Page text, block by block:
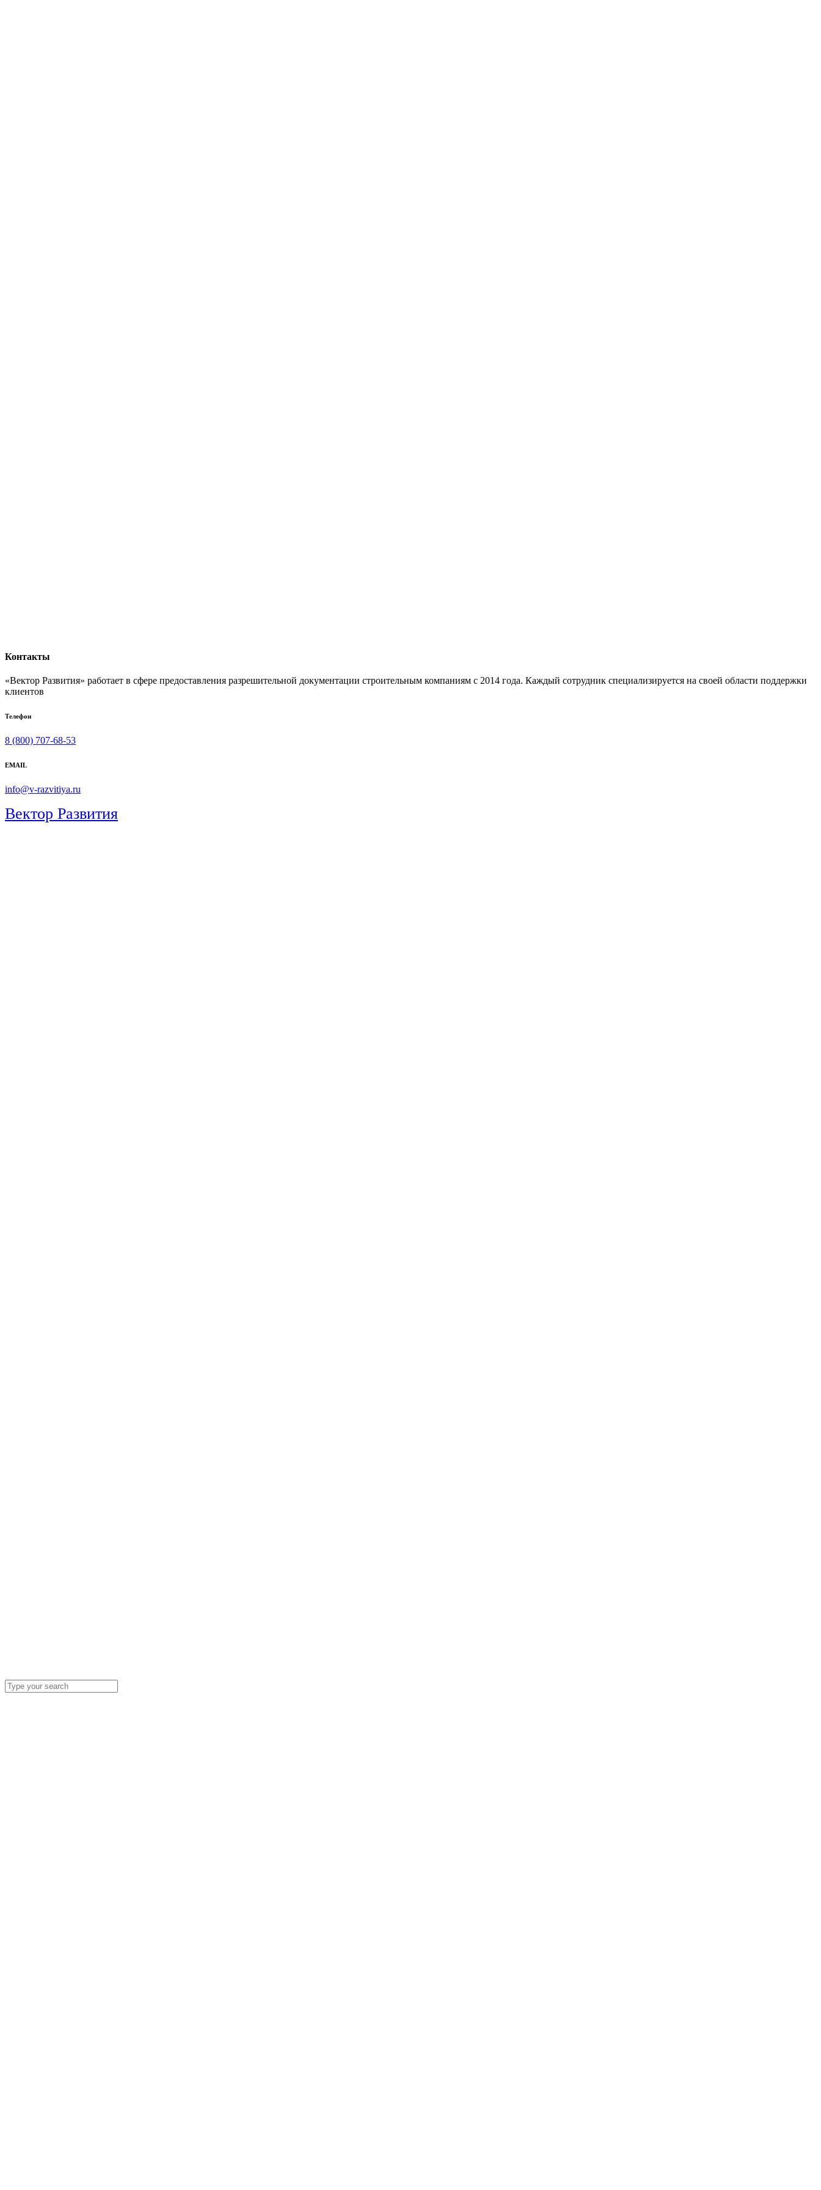
Контакты
«Вектор Развития» работает в сфере предоставления разрешительной документации строительным компаниям с 2014 года. Каждый сотрудник специализируется на своей области поддержки
клиентов
Телефон
8 (800) 707-68-53
EMAIL
info@v-razvitiya.ru
Вектор Развития